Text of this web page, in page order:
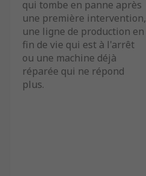
qui tombe en panne après
une première intervention,
une ligne de production en
fin de vie qui est à l'arrêt
ou une machine déjà
réparée qui ne répond
plus.